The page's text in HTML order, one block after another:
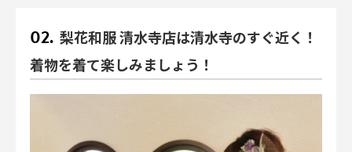
梨花和服 清水寺店は清水寺のすぐ近く！
着物を着て楽しみましょう！